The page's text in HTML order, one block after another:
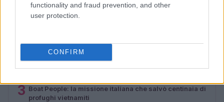
functionality and fraud prevention, and other
user protection.
CONFIRM
PIÙ LETTI
2 Speed Friending in English: l’evento per fare amicizie
genuine a Verona
3 Boat People: la missione italiana che salvò centinaia di
profughi vietnamiti